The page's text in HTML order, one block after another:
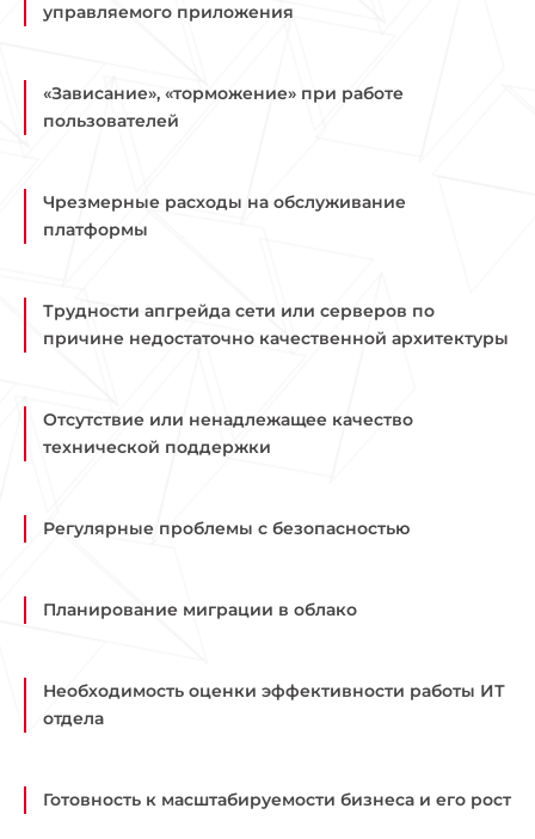
управляемого приложения
«Зависание», «торможение» при работе
пользователей
Чрезмерные расходы на обслуживание
платформы
Трудности апгрейда сети или серверов по
причине недостаточно качественной архитектуры
Отсутствие или ненадлежащее качество
технической поддержки
Регулярные проблемы с безопасностью
Планирование миграции в облако
Необходимость оценки эффективности работы ИТ
отдела
Готовность к масштабируемости бизнеса и его рост